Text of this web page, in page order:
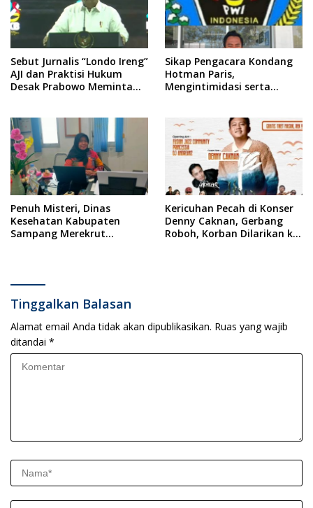
Sebut Jurnalis “Londo Ireng”
AJI dan Praktisi Hukum
Desak Prabowo Meminta
Sikap Pengacara Kondang
Hotman Paris,
Mengintimidasi serta
Sampang Angkat Bicara
Penuh Misteri, Dinas
Kesehatan Kabupaten
Sampang Merekrut
Kericuhan Pecah di Konser
Denny Caknan, Gerbang
Roboh, Korban Dilarikan ke
Tinggalkan Balasan
Alamat email Anda tidak akan dipublikasikan. Ruas yang wajib
ditandai *